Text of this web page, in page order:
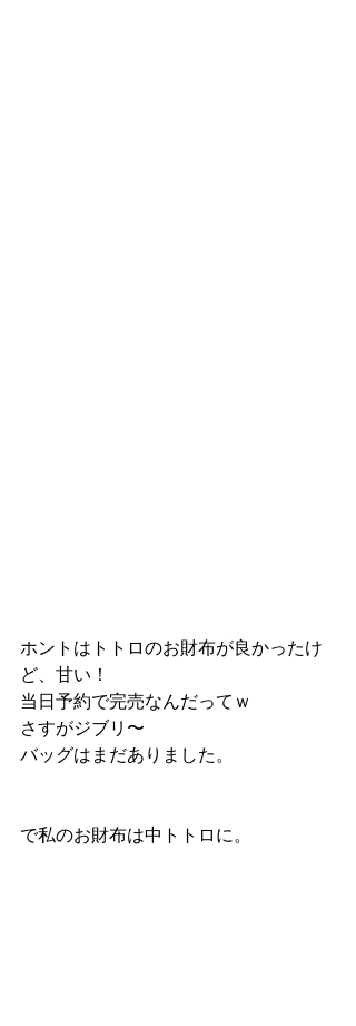
ホントはトトロのお財布が良かったけ
ど、甘い！
当日予約で完売なんだってｗ
さすがジブリ〜
バッグはまだありました。
で私のお財布は中トトロに。